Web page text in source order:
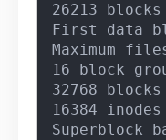
26213
First data
Maximum
16 block
32768
16384
Superblock